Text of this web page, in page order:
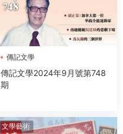
傳記文學
傳記文學2024年9月號第748
期
文學藝術